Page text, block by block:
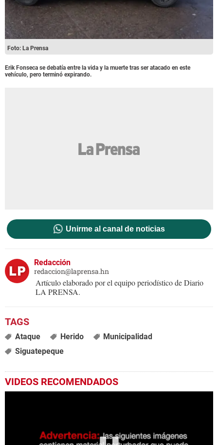
Foto: La Prensa
Erik Fonseca se debatía entre la vida y la muerte tras ser atacado en este
vehículo, pero terminó expirando.
Unirme al canal de noticias
Redacción
redaccion@laprensa.hn
Artículo elaborado por el equipo periodístico de Diario
LA PRENSA.
Ataque Herido
Municipalidad
Siguatepeque
VIDEOS RECOMENDADOS